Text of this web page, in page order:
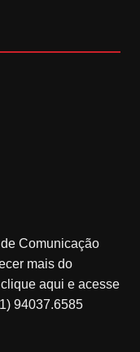
Comunicação
mais do
aqui e acesse
94037.6585